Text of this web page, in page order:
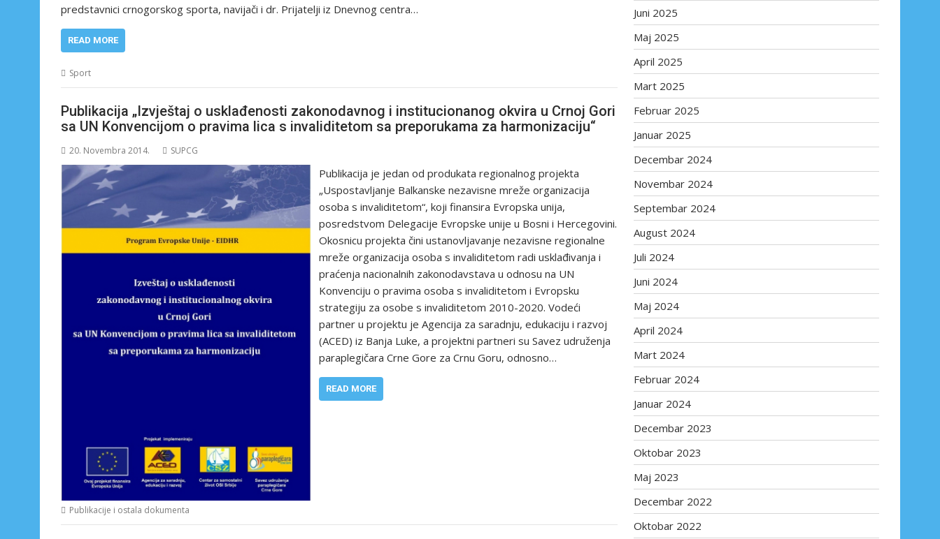
predstavnici crnogorskog sporta, navijači i dr. Prijatelji iz Dnevnog centra…
READ MORE
Sport
Publikacija „Izvještaj o usklađenosti zakonodavnog i institucionanog okvira u Crnoj Gori
sa UN Konvencijom o pravima lica s invaliditetom sa preporukama za harmonizaciju“
20. Novembra 2014. SUPCG
Publikacija je jedan od produkata regionalnog projekta
„Uspostavljanje Balkanske nezavisne mreže organizacija
osoba s invaliditetom“, koji finansira Evropska unija,
posredstvom Delegacije Evropske unije u Bosni i Hercegovini.
Okosnicu projekta čini ustanovljavanje nezavisne regionalne
mreže organizacija osoba s invaliditetom radi usklađivanja i
praćenja nacionalnih zakonodavstava u odnosu na UN
Konvenciju o pravima osoba s invaliditetom i Evropsku
strategiju za osobe s invaliditetom 2010-2020. Vodeći
partner u projektu je Agencija za saradnju, edukaciju i razvoj
(ACED) iz Banja Luke, a projektni partneri su Savez udruženja
paraplegičara Crne Gore za Crnu Goru, odnosno…
READ MORE
Publikacije i ostala dokumenta
Juni 2025
Maj 2025
April 2025
Mart 2025
Februar 2025
Januar 2025
Decembar 2024
Novembar 2024
Septembar 2024
August 2024
Juli 2024
Juni 2024
Maj 2024
April 2024
Mart 2024
Februar 2024
Januar 2024
Decembar 2023
Oktobar 2023
Maj 2023
Decembar 2022
Oktobar 2022